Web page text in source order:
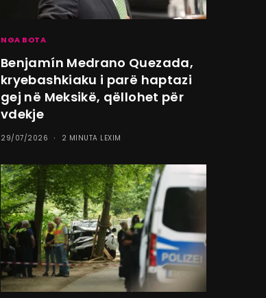
NGA BOTA
Benjamín Medrano Quezada,
kryebashkiaku i parë haptazi
gej në Meksikë, qëllohet për
vdekje
29/07/2026 2 MINUTA LEXIM